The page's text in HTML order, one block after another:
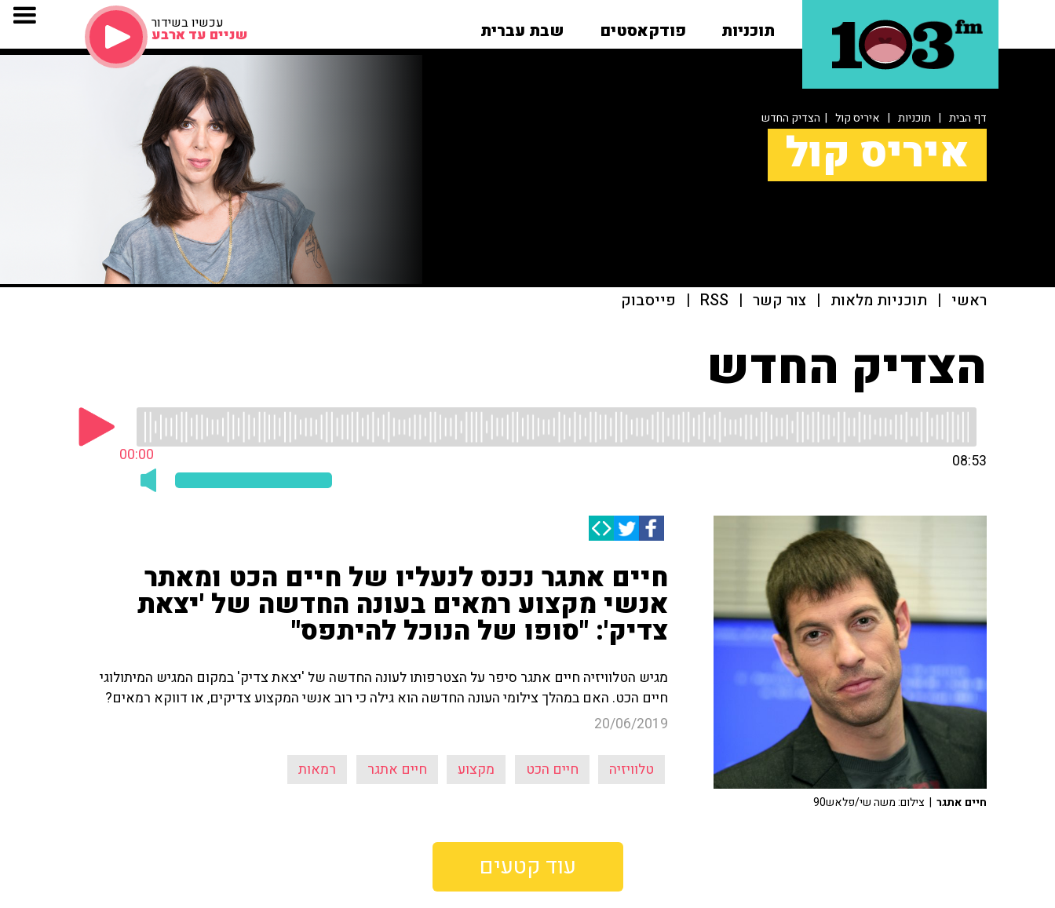
תוכניות פודקאסטים שבת עברית עכשיו בשידור
שניים עד ארבע
דף הבית | תוכניות | איריס קול | הצדיק החדש
איריס קול
ראשי | תוכניות מלאות | צור קשר |
RSS
| פייסבוק
הצדיק החדש
00:00 08:53
חיים אתגר נכנס לנעליו של חיים הכט ומאתר
אנשי מקצוע רמאים בעונה החדשה של 'יצאת
צדיק': "סופו של הנוכל להיתפס"
מגיש הטלוויזיה חיים אתגר סיפר על הצטרפותו לעונה החדשה של 'יצאת צדיק' במקום המגיש המיתולוגי
חיים הכט. האם במהלך צילומי העונה החדשה הוא גילה כי רוב אנשי המקצוע צדיקים, או דווקא רמאים?
20/06/2019
טלוויזיה חיים הכט מקצוע חיים אתגר רמאות
חיים אתגר | צילום: משה שי/פלאש90
עוד קטעים